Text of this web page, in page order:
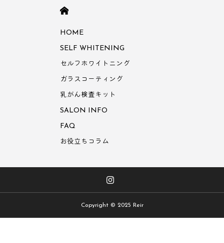
HOME
SELF WHITENING
セルフホワイトニング
ガラスコーティング
乳がん検査キット
SALON INFO
FAQ
お役立ちコラム
Copyright © 2025 Reir